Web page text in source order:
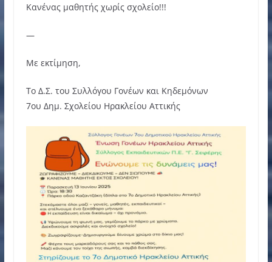
Κανένας μαθητής χωρίς σχολείο!!!
—
Με εκτίμηση,
Το Δ.Σ. του Συλλόγου Γονέων και Κηδεμόνων
7ου Δημ. Σχολείου Ηρακλείου Αττικής